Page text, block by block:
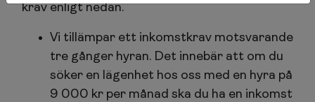
krav enligt nedan.
Vi tillämpar ett inkomstkrav motsvarande
tre gånger hyran. Det innebär att om du
söker en lägenhet hos oss med en hyra på
9 000 kr per månad ska du ha en inkomst